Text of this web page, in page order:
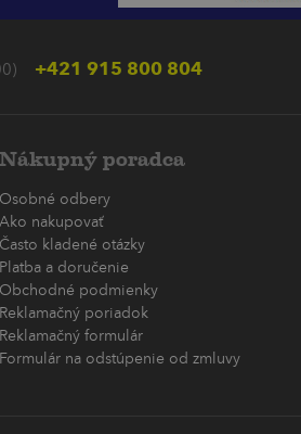
+421 915 800 804
Nákupný poradca
Osobné odbery
Ako nakupovať
Často kladené otázky
Platba a doručenie
Obchodné podmienky
Reklamačný poriadok
Reklamačný formulár
Formulár na odstúpenie od zmluvy